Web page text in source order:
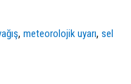
,meteorolojik uyarı,sel